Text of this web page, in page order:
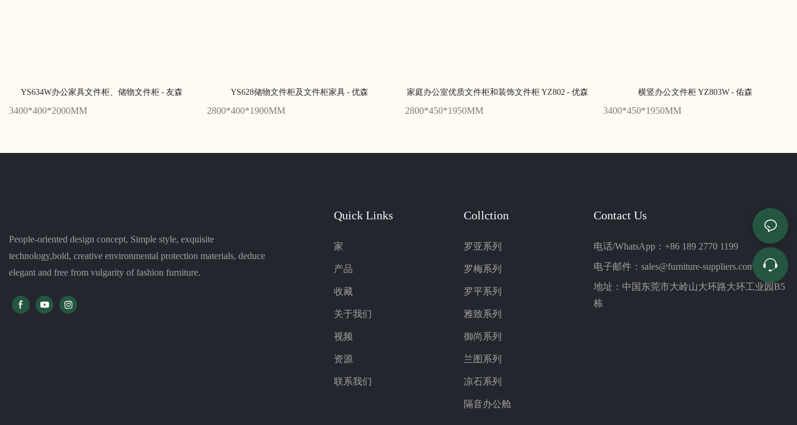
YS634W办公家具文件柜、储物文件柜 - 友森
3400*400*2000MM
YS628储物文件柜及文件柜家具 - 优森
2800*400*1900MM
家庭办公室优质文件柜和装饰文件柜 YZ802 - 优森
2800*450*1950MM
横竖办公文件柜 YZ803W - 佑森
3400*450*1950MM
People-oriented design concept, Simple style, exquisite
technology,bold, creative environmental protection materials, deduce
elegant and free from vulgarity of fashion furniture.
Quick Links
家
产品
收藏
关于我们
视频
资源
联系我们
Collction
罗亚系列
罗梅系列
罗平系列
雅致系列
御尚系列
兰图系列
凉石系列
隔音办公舱
Contact Us
电话/WhatsApp：+86 189 2770 1199
电子邮件： sales@furniture-suppliers.com
地址：中国东莞市大岭山大环路大环工业园B5
栋